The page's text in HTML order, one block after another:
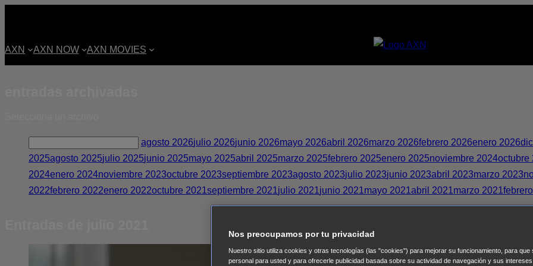
AXN AXN NOW AXN MOVIES
agosto 2026julio 2026junio 2026mayo 2026abril 2026marzo 2026febrero 2026enero 2026
2025agosto 2025julio 2025junio 2025mayo 2025abril 2025marzo 2025febrero 2025enero 2025noviembre 2024octubre
2024enero 2024noviembre 2023octubre 2023septiembre 2023agosto 2023julio 2023junio 2023abril 2023marzo 2023
2022febrero 2022enero 2022octubre 2021septiembre 2021julio 2021junio 2021mayo 2021abril 2021marzo 2021
Nos preocupamos por tu privacidad
Nuestro sitio utiliza cookies y otras tecnologías (las "cookies") para mejorar su funcionamiento, para que
personal para usted y para ofrecerle publicidad basada sobre su actividad de navegación y sus